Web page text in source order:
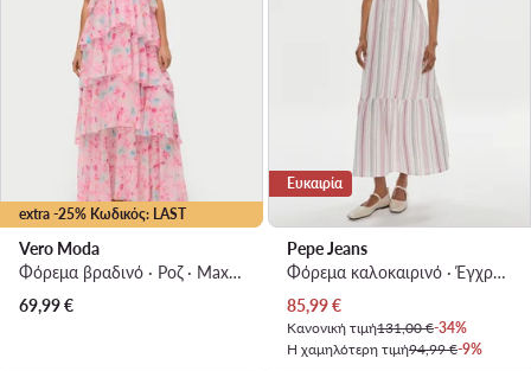
extra -25% Κωδικός: LAST
Vero Moda
Φόρεμα βραδινό · Ροζ · Maxi, Ασύμμετρο
69,99€
Ευκαιρία
Pepe Jeans
Φόρεμα καλοκαιρινό · Έγχρωμο · Maxi
Τρέχουσα τιμή
85,99€
Κανονική τιμή131,00 €-34%
Η χαμηλότερη τιμή94,99 €-9%